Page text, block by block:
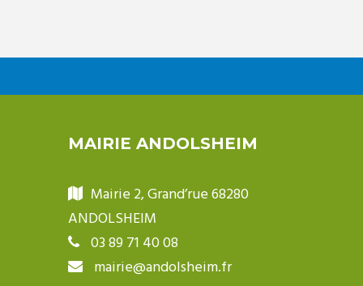
MAIRIE ANDOLSHEIM
Mairie 2, Grand’rue 68280
ANDOLSHEIM
03 89 71 40 08
mairie@andolsheim.fr